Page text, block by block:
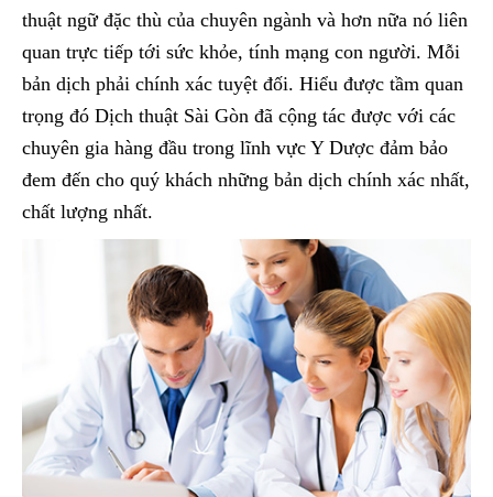
thuật ngữ đặc thù của chuyên ngành và hơn nữa nó liên
quan trực tiếp tới sức khỏe, tính mạng con người. Mỗi
bản dịch phải chính xác tuyệt đối. Hiểu được tầm quan
trọng đó Dịch thuật Sài Gòn đã cộng tác được với các
chuyên gia hàng đầu trong lĩnh vực Y Dược đảm bảo
đem đến cho quý khách những bản dịch chính xác nhất,
chất lượng nhất.